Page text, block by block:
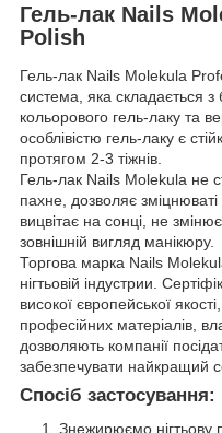
Гель-лак Nails
Polish
Гель-лак Nails Molekula
система, яка складається
кольорового гель-лаку та
особлівістю гель-лаку є
протягом 2-3 тіжнів.
Гель-лак Nails Molekula не
пахне, дозволяє
вицвітає на сонці, не
зовнішній вигляд манікюру.
Торгова марка Nails
нігтьовій індустрии.
високої європейської
професійних матеріалів,
дозволяють компанії
забезпечувати найкращий
Спосіб застосування:
Знежирюємо нігтьову